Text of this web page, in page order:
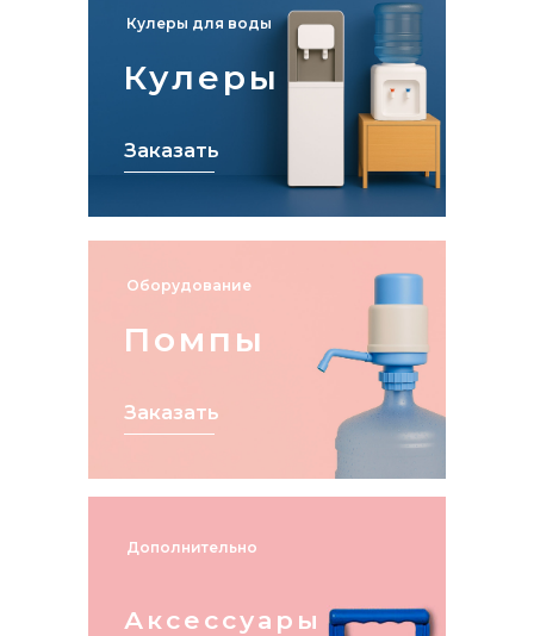
Помпы
Заказать
Оборудование
Кулеры
Заказать
Кулеры для воды
Аксессуары
Дополнительно